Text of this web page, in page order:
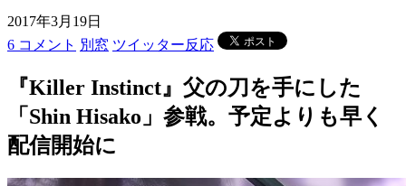
2017年3月19日
6 コメント 別窓 ツイッター反応
『Killer Instinct』父の刀を手にした
「Shin Hisako」参戦。予定よりも早く
配信開始に